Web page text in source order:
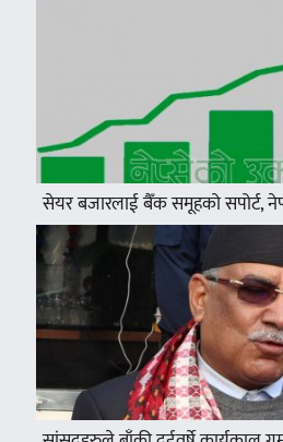
सेयर बजारलाई बैँक समूहको सपोर्ट,